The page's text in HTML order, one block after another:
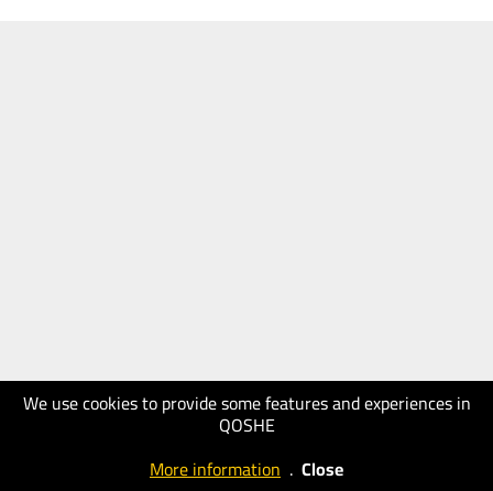
We use cookies to provide some features and experiences in
QOSHE
More information . Close